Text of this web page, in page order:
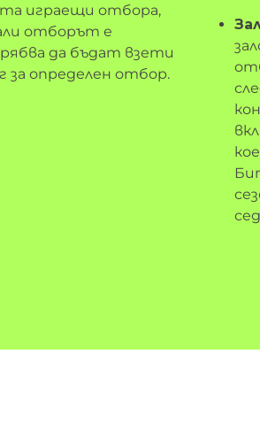
играещи отбора,
отборът е
да бъдат взети
за определен отбор.